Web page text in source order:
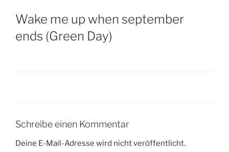
Wake me up when september
ends (Green Day)
Schreibe einen Kommentar
Deine E-Mail-Adresse wird nicht veröffentlicht.